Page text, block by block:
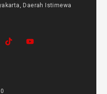
Daerah Istimewa